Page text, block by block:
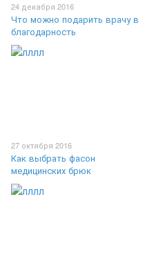
24 декабря 2016
Что можно подарить врачу в
благодарность
27 октября 2016
Как выбрать фасон
медицинских брюк